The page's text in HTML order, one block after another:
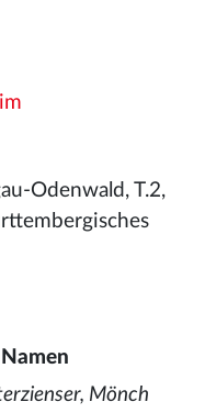
Odenwald, T.2,
Mönch